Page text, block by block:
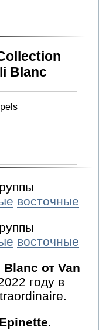
Blanc
восточные
восточные
от Van
году в
.